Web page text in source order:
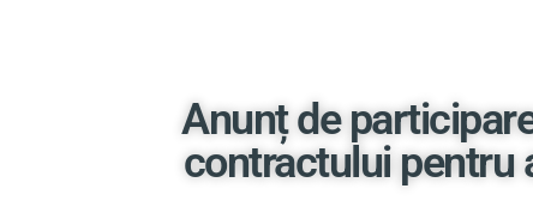
Anunț de
contractului pentru